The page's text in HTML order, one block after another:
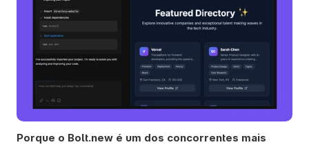
Porque o Bolt.new é um dos concorrentes mais